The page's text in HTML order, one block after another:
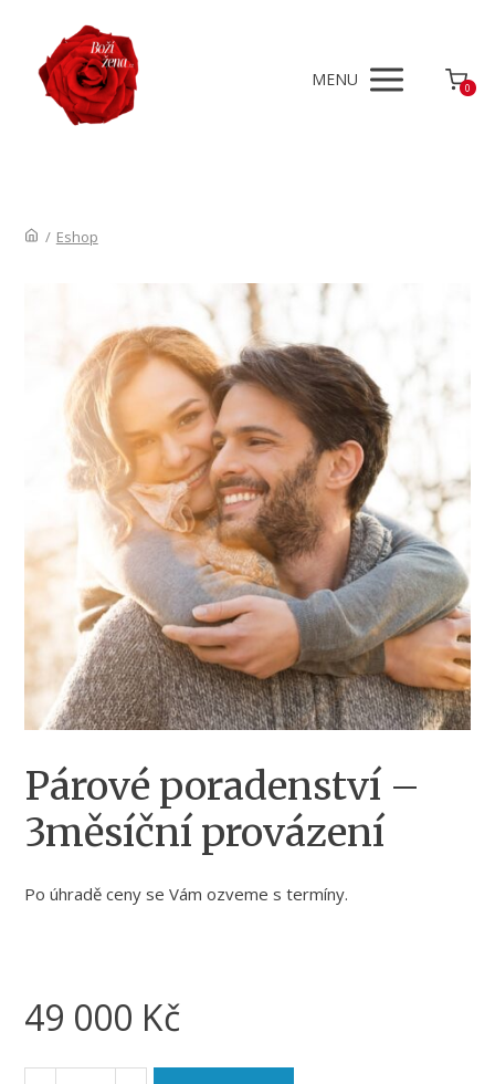
MENU 0
/ Eshop
Párové poradenství –
3měsíční provázení
Po úhradě ceny se Vám ozveme s termíny.
49 000 Kč